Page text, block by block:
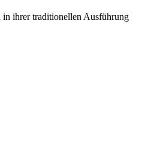
in ihrer traditionellen Ausführung